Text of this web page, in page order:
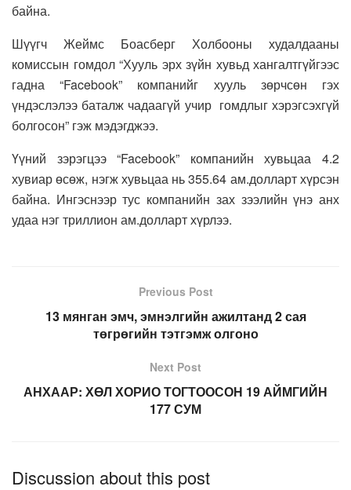
байна.
Шүүгч Жеймс Боасберг Холбооны худалдааны
комиссын гомдол “Хууль эрх зүйн хувьд хангалтгүйгээс
гадна “Facebook” компанийг хууль зөрчсөн гэх
үндэслэлээ баталж чадаагүй учир гомдлыг хэрэгсэхгүй
болгосон” гэж мэдэгджээ.
Үүний зэрэгцээ “Facebook” компанийн хувьцаа 4.2
хувиар өсөж, нэгж хувьцаа нь 355.64 ам.долларт хүрсэн
байна. Ингэснээр тус компанийн зах зээлийн үнэ анх
удаа нэг триллион ам.долларт хүрлээ.
Previous Post
13 мянган эмч, эмнэлгийн ажилтанд 2 сая
төгрөгийн тэтгэмж олгоно
Next Post
АНХААР: ХӨЛ ХОРИО ТОГТООСОН 19 АЙМГИЙН
177 СУМ
Discussion about this post